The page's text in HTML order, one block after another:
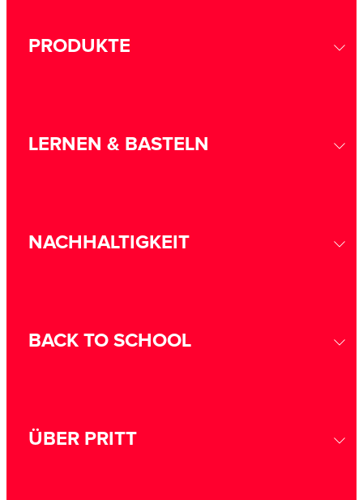
PRODUKTE
LERNEN & BASTELN
NACHHALTIGKEIT
BACK TO SCHOOL
ÜBER PRITT